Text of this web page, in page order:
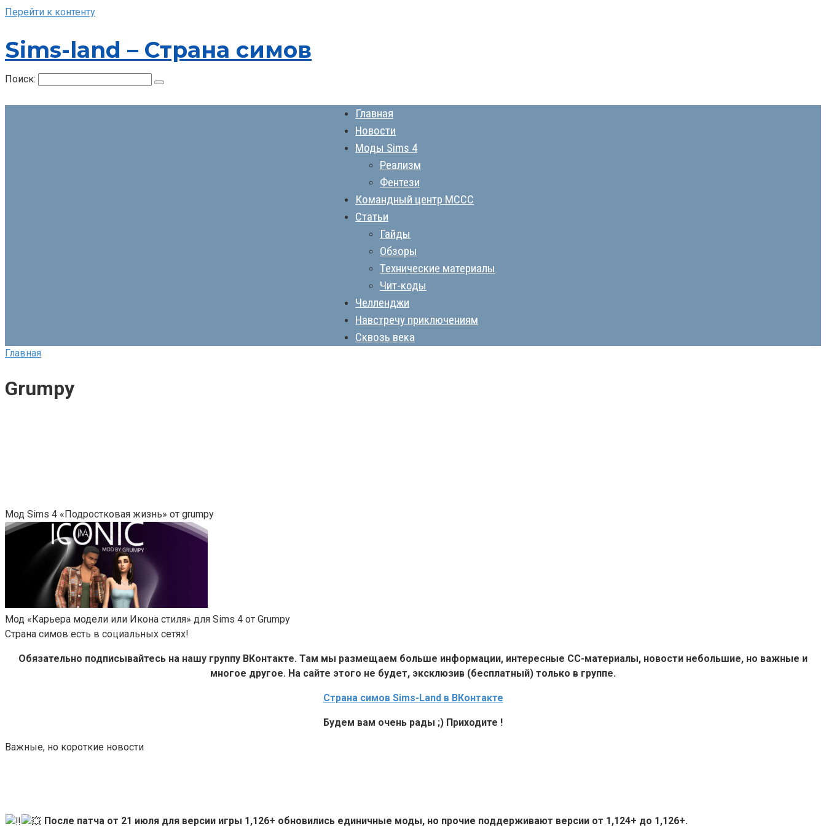
Перейти к контенту
Sims-land – Страна симов
Поиск:
Главная
Новости
Моды Sims 4
Реализм
Фентези
Командный центр MCCC
Статьи
Гайды
Обзоры
Технические материалы
Чит-коды
Челленджи
Навстречу приключениям
Сквозь века
Главная
Grumpy
Мод Sims 4 «Подростковая жизнь» от grumpy
Мод «Карьера модели или Икона стиля» для Sims 4 от Grumpy
Страна симов есть в социальных сетях!
Обязательно подписывайтесь на нашу группу ВКонтакте. Там мы размещаем больше информации, интересные СС-материалы, новости небольшие, но важные и
многое другое. На сайте этого не будет, эксклюзив (бесплатный) только в группе.
Страна симов Sims-Land в ВКонтакте
Будем вам очень рады ;) Приходите !
Важные, но короткие новости
После патча от 21 июля для версии игры 1,126+ обновились единичные моды, но прочие поддерживают версии от 1,124+ до 1,126+.